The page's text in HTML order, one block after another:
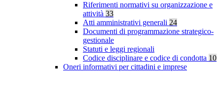
Riferimenti normativi su organizzazione e
attività 33
Atti amministrativi generali 24
Documenti di programmazione strategico-
gestionale
Statuti e leggi regionali
Codice disciplinare e codice di condotta 10
Oneri informativi per cittadini e imprese